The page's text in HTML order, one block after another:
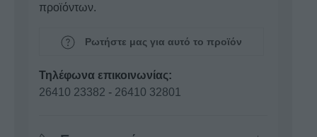
προϊόντων.
Ρωτήστε μας για αυτό το προϊόν
Τηλέφωνα επικοινωνίας:
26410 23382 - 26410 32801